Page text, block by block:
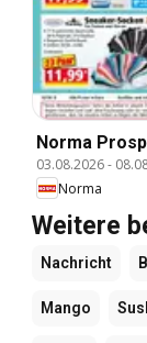
Norma
03.08.2026-
Norma
Weitere
Nachricht
Mango